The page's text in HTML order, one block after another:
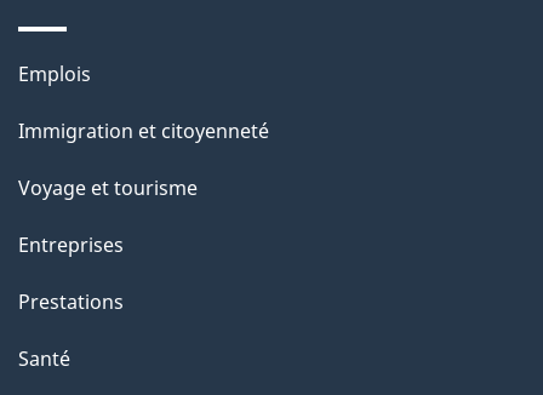
e
l
a
p
a
g
e
Thèmes
sujets
Emplois
Immigration et citoyenneté
Voyage et tourisme
Entreprises
Prestations
Santé